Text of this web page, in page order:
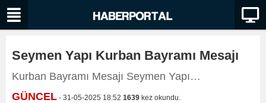
Seymen Yapı Kurban Bayramı Mesajı
Kurban Bayramı Mesajı Seymen Yapı…
GÜNCEL - 31-05-2025 18:52 1639 kez okundu.